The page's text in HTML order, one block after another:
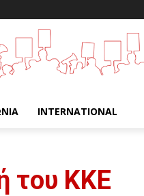
INTERNATIONAL
του ΚΚΕ